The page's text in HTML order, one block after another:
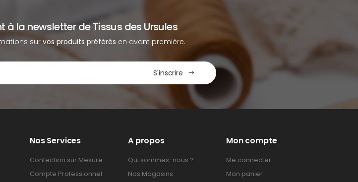
la newsletter de Tissus des Ursules
survos produits préférés en avant première.
S'inscrire
Nos Services
Confection sur Mesure
Compte Professionnel
A propos
Qui sommes-nous ?
Nos Magasins
Mon compte
Me connecter
Mon panier